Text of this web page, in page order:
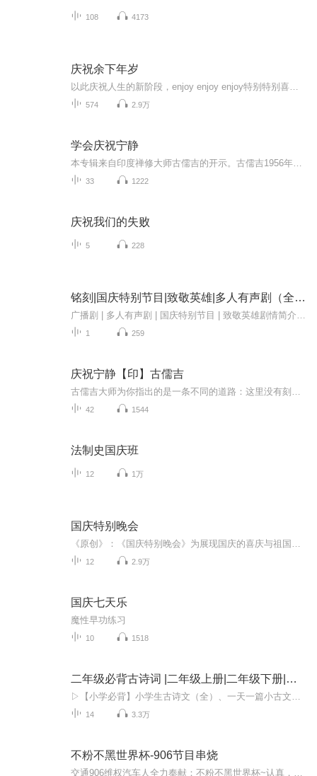
108 4173
庆祝余下年岁
574 2.9万
学会庆祝宁静
33 1222
庆祝我们的失败
5 228
铭刻|国庆特别节目|致敬英雄|多人有声剧（全一集）
1 259
庆祝宁静【印】古儒吉
42 1544
法制史国庆班
12 1万
国庆特别晚会
12 2.9万
国庆七天乐
魔性早功练习
10 1518
二年级必背古诗词 |二年级上册|二年级下册|古诗文
14 3.3万
不粉不黑世界杯-906节目串烧